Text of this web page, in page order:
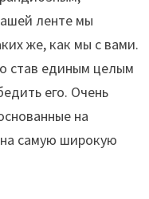
ленте мы
же, как мы с вами.
став единым целым
его. Очень
на
самую широкую